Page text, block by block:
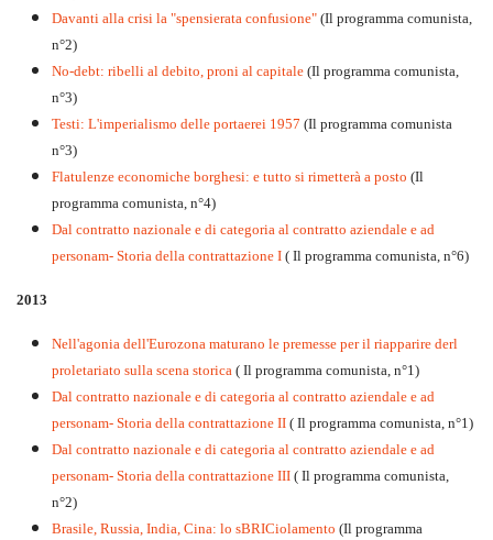
Davanti alla crisi la "spensierata confusione" (Il programma comunista,
n°2)
No-debt: ribelli al debito, proni al capitale (Il programma comunista,
n°3)
Testi: L'imperialismo delle portaerei 1957 (Il programma comunista
n°3)
Flatulenze economiche borghesi: e tutto si rimetterà a posto (Il
programma comunista, n°4)
Dal contratto nazionale e di categoria al contratto aziendale e ad
personam- Storia della contrattazione I ( Il programma comunista, n°6)
2013
Nell'agonia dell'Eurozona maturano le premesse per il riapparire derl
proletariato sulla scena storica ( Il programma comunista, n°1)
Dal contratto nazionale e di categoria al contratto aziendale e ad
personam- Storia della contrattazione II ( Il programma comunista, n°1)
Dal contratto nazionale e di categoria al contratto aziendale e ad
personam- Storia della contrattazione III ( Il programma comunista,
n°2)
Brasile, Russia, India, Cina: lo sBRICiolamento (Il programma